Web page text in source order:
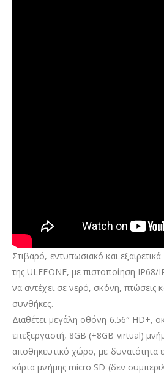
Στιβαρό, εντυπωσιακό και
της ULEFONE, με πιστοποίηση
να αντέχει σε νερό, σκόνη, πτώσεις
συνθήκες.
Διαθέτει μεγάλη οθόνη 6.56″ HD+,
επεξεργαστή, 8GB (+8GB virtual)
αποθηκευτικό χώρο, με δυνατότητα
κάρτα μνήμης micro SD (δεν